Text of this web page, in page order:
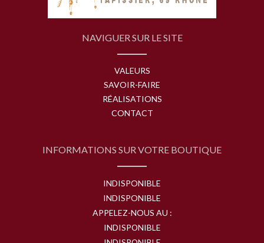
NAVIGUER SUR LE SITE
VALEURS
SAVOIR-FAIRE
RÉALISATIONS
CONTACT
INFORMATIONS SUR VOTRE BOUTIQUE
INDISPONIBLE
INDISPONIBLE
APPELEZ-NOUS AU :
INDISPONIBLE